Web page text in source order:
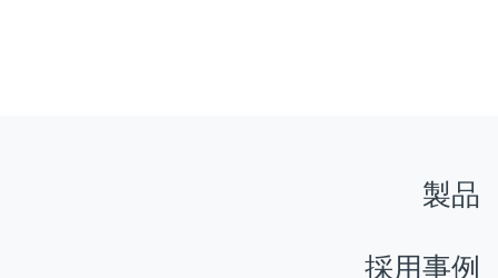
製品
採用事例